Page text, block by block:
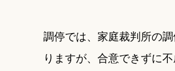
調停では、家庭裁判所の
りますが、合意できずに